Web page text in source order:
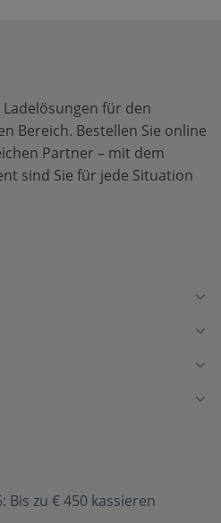
Ladelösungen für den
Bereich. Bestellen Sie online
Partner – mit dem
sind Sie für jede Situation
Bis zu € 450 kassieren